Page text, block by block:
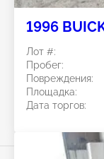
1996
Лот #:
Пробег:
Повреждения:
Площадка:
Дата торгов: